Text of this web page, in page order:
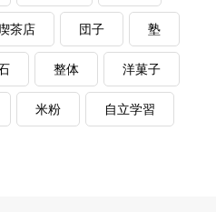
茶店 団子 塾
整体 洋菓子
米粉 自立学習